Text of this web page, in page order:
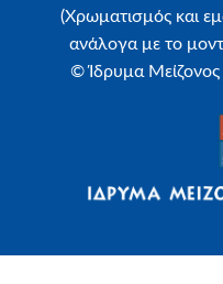
(Χρωματισμός και
ανάλογα με το
© Ίδρυμα